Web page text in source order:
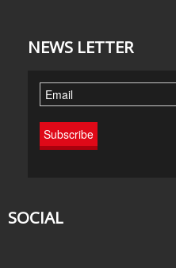
NEWS LETTER
SOCIAL